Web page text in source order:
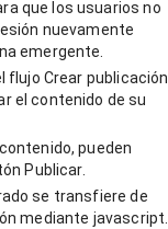
que los usuarios no
nuevamente
emergente.
flujo Crear publicación
el contenido de su
pueden
Publicar.
se transfiere de
mediante javascript.